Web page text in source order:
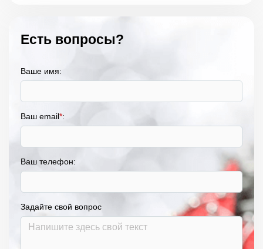
Есть вопросы?
Ваше имя:
Ваш email*:
Ваш телефон:
Задайте свой вопрос